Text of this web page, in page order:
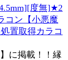
度無]★2
コン【小悪魔
置取得カラコ
に掲載！！縁